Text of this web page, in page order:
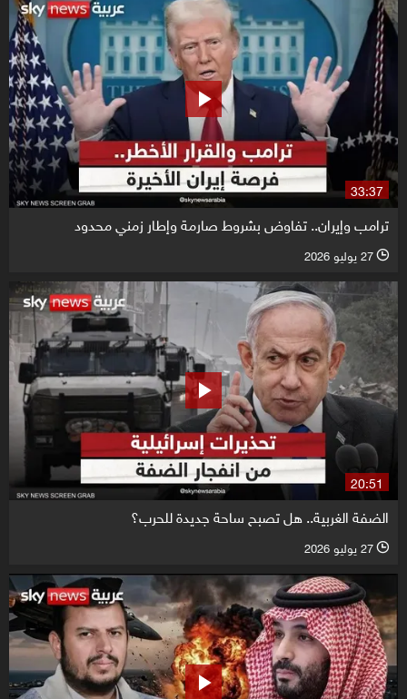
33:37
ترامب وإيران.. تفاوض بشروط صارمة وإطار زمني محدود
l 27 يوليو 2026
20:51
الضفة الغربية.. هل تصبح ساحة جديدة للحرب؟
l 27 يوليو 2026